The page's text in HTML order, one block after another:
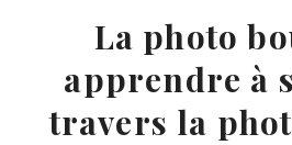
La photo
apprendre à
travers la